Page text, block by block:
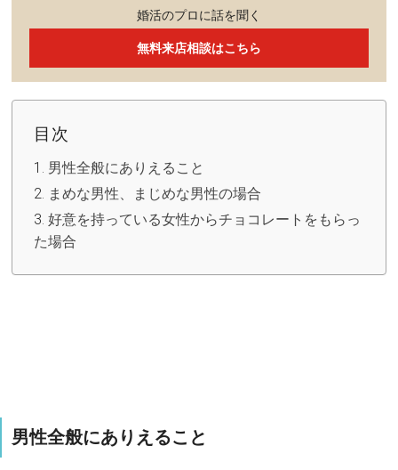
婚活のプロに話を聞く
無料来店相談はこちら
目次
男性全般にありえること
まめな男性、まじめな男性の場合
好意を持っている女性からチョコレートをもらっ
た場合
男性全般にありえること